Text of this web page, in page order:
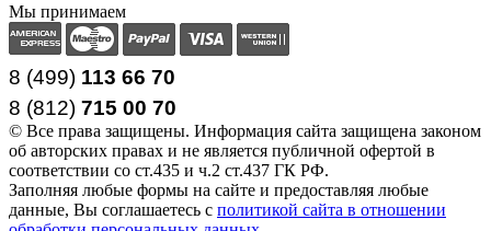
Мы принимаем
8 (499) 113 66 70
8 (812) 715 00 70
© Все права защищены. Информация сайта защищена законом
об авторских правах и не является публичной офертой в
соответствии со ст.435 и ч.2 ст.437 ГК РФ.
Заполняя любые формы на сайте и предоставляя любые
данные, Вы соглашаетесь с политикой сайта в отношении